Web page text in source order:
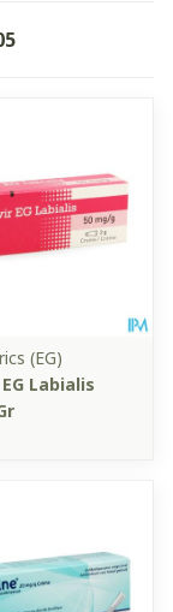
(EG)
Labialis